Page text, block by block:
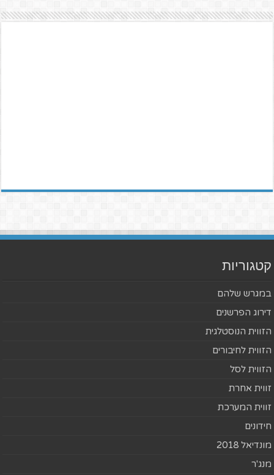
קטגוריות
במגרש שלהם
דירוג הפרשנים
הזווית הנוסטלגית
הזווית לחיבורים
הזווית לסל
זווית אחרת
זווית המערכת
חידונים
מונדיאל 2018
מנג'ר